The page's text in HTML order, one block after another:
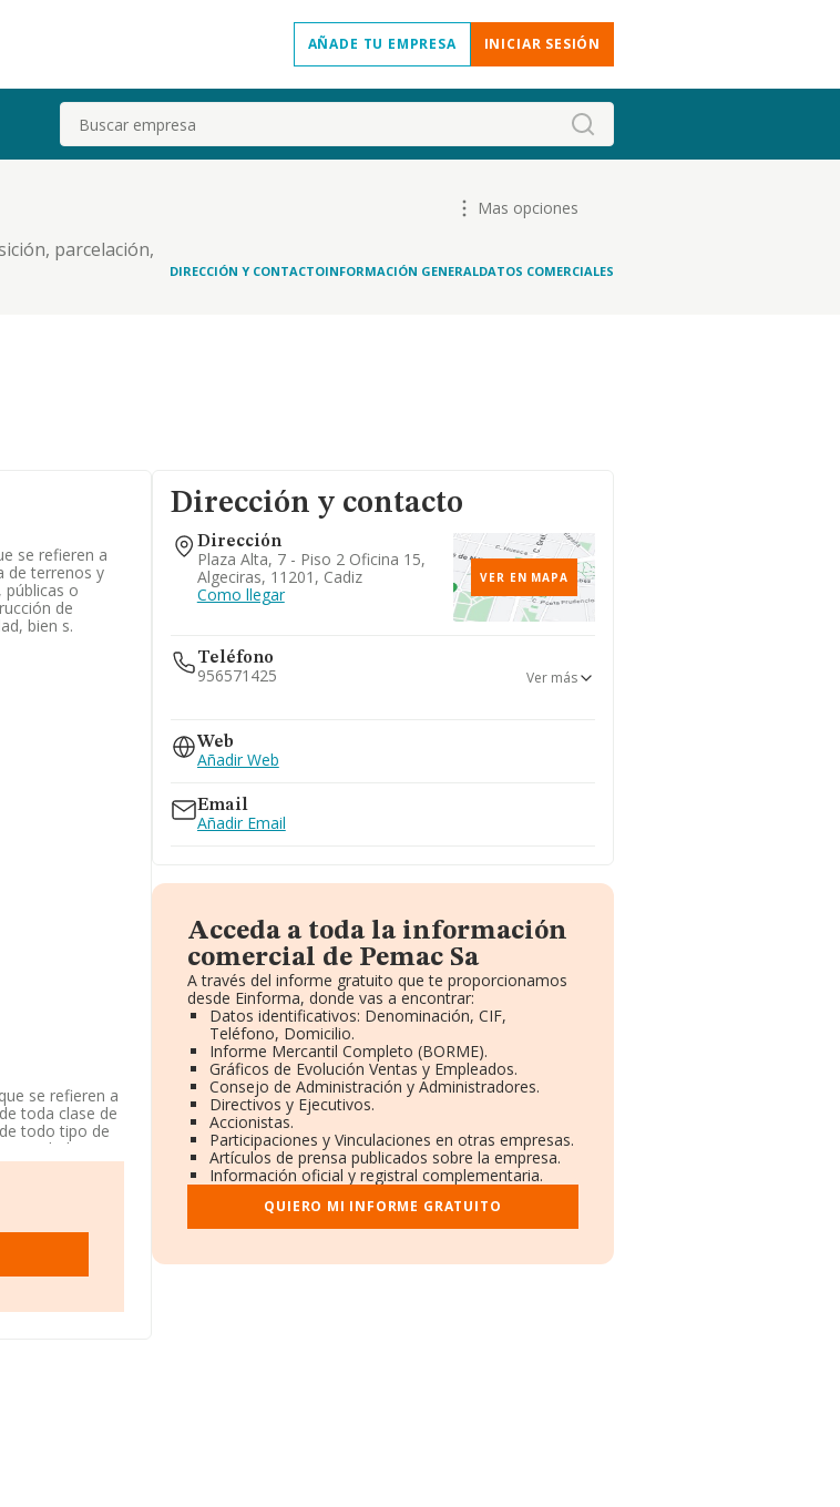
AÑADE TU EMPRESA INICIAR SESIÓN
Buscar
parcelación,
de obras, públicas o
Mas opciones
DIRECCIÓN Y CONTACTOINFORMACIÓN GENERALDATOS COMERCIALES
se refieren a
de terrenos y
públicas o
de
bien s.
se refieren a
toda clase de
todo tipo de
en mercados
15,
nacional
Dirección y contacto
Dirección
Plaza Alta, 7 - Piso 2 Oficina 15,
Algeciras, 11201, Cadiz
Como llegar
VER EN MAPA
Teléfono
956571425
956667265
Ver más
Web
Añadir Web
Email
Añadir Email
Acceda a toda la información
comercial de Pemac Sa
A través del informe gratuito que te proporcionamos
desde Einforma, donde vas a encontrar:
Datos identificativos: Denominación, CIF,
Teléfono, Domicilio.
Informe Mercantil Completo (BORME).
Gráficos de Evolución Ventas y Empleados.
Consejo de Administración y Administradores.
Directivos y Ejecutivos.
Accionistas.
Participaciones y Vinculaciones en otras empresas.
Artículos de prensa publicados sobre la empresa.
Información oficial y registral complementaria.
QUIERO MI INFORME GRATUITO